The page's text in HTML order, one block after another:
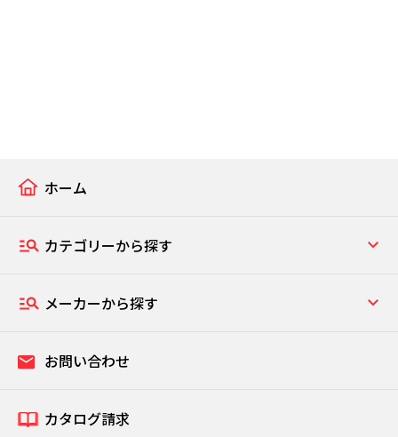
ホーム
カテゴリーから探す
メーカーから探す
お問い合わせ
カタログ請求